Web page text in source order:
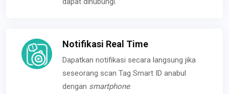
Notifikasi Real Time
Dapatkan notifikasi secara langsung jika
seseorang scan Tag Smart ID anabul
dengan smartphone.